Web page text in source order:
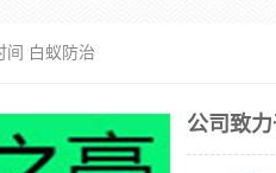
间 白蚁防治
公司致